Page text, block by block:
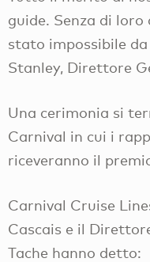
guide. Senza di
stato impossibile
Stanley, Direttore
Una cerimonia si
Carnival in cui i
riceveranno il
Carnival Cruise
Cascais e il
Tache hanno detto: